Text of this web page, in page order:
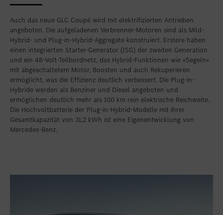
Auch das neue GLC Coupé wird mit elektrifizierten Antrieben
angeboten. Die aufgeladenen Verbrenner-Motoren sind als Mild-
Hybrid- und Plug-in-Hybrid-Aggregate konstruiert. Erstere haben
einen integrierten Starter-Generator (ISG) der zweiten Generation
und ein 48-Volt-Teilbordnetz, das Hybrid-Funktionen wie «Segeln»
mit abgeschaltetem Motor, Boosten und auch Rekuperieren
ermöglicht, was die Effizienz deutlich verbessert. Die Plug-in-
Hybride werden als Benziner und Diesel angeboten und
ermöglichen deutlich mehr als 100 km rein elektrische Reichweite.
Die Hochvoltbatterie der Plug-in-Hybrid-Modelle mit ihrer
Gesamtkapazität von 31,2 kWh ist eine Eigenentwicklung von
Mercedes-Benz.